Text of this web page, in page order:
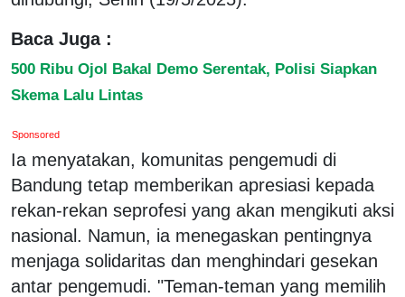
Baca Juga :
500 Ribu Ojol Bakal Demo Serentak, Polisi Siapkan
Skema Lalu Lintas
Sponsored
Ia menyatakan, komunitas pengemudi di
Bandung tetap memberikan apresiasi kepada
rekan-rekan seprofesi yang akan mengikuti aksi
nasional. Namun, ia menegaskan pentingnya
menjaga solidaritas dan menghindari gesekan
antar pengemudi. "Teman-teman yang memilih